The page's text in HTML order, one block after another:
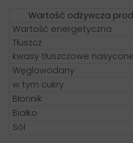
Wartość odżywcza
Wartość energetyczna
Tłuszcz
kwasy tłuszczowe
Węglowodany
w tym cukry
Błonnik
Białko
Sól